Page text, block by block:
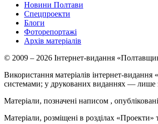
Новини Полтави
Спецпроекти
Блоги
Фоторепортажі
Архів матеріалів
© 2009 – 2026 Інтернет-видання
Використання матеріалів інтернет-
системами; у друкованих виданнях — лише
Матеріали, позначені написом ,
Матеріали, розміщені в розділах «Проекти»